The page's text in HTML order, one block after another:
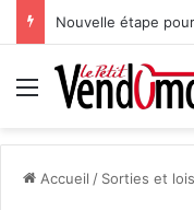
Nouvelle étape
Menu
Accueil / Sorties et